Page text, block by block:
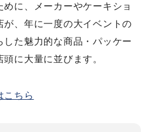
に、メーカーやケーキショ
が、年に一度の大イベントの
した魅力的な商品・パッケー
に大量に並びます。
こちら